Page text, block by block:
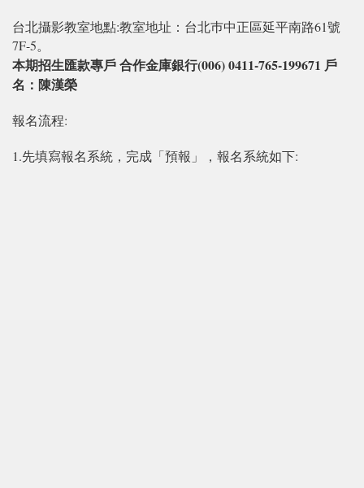
台北攝影教室地點:教室地址：台北巿中正區延平南路61號
7F-5。
本期招生匯款專戶 合作金庫銀行(006) 0411-765-199671 戶
名：陳漢榮
報名流程:
1.先填寫報名系統，完成「預報」，報名系統如下: